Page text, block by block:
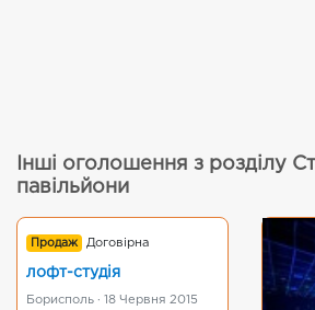
Інші оголошення з розділу
павільйони
Продаж Договірна
лофт-студія
Борисполь · 18 Червня 2015